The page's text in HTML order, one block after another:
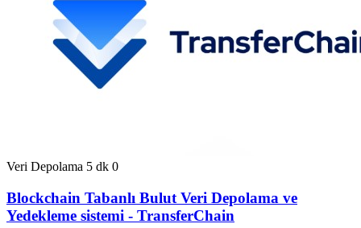
Veri Depolama 5 dk 0
Blockchain Tabanlı Bulut Veri Depolama ve
Yedekleme sistemi - TransferChain